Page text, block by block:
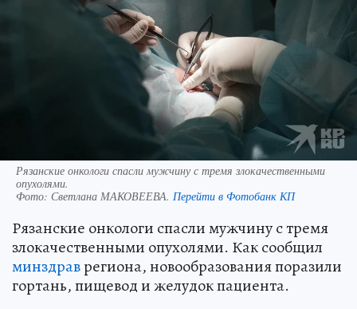
Рязанские онкологи спасли мужчину с тремя злокачественными
опухолями.
Фото: Светлана МАКОВЕЕВА. Перейти в Фотобанк КП
Рязанские онкологи спасли мужчину с тремя
злокачественными опухолями. Как сообщил
минздраврегиона, новообразования поразили
гортань, пищевод и желудок пациента.